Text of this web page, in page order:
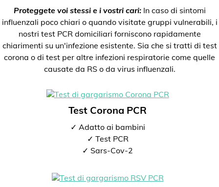
Proteggete voi stessi e i vostri cari:In caso di sintomi
influenzali poco chiari o quando visitate gruppi vulnerabili, i
nostri test PCR domiciliari forniscono rapidamente
chiarimenti su un'infezione esistente. Sia che si tratti di test
corona o di test per altre infezioni respiratorie come quelle
causate da RS o da virus influenzali.
Test Corona PCR
✓ Adatto ai bambini
✓ Test PCR
✓ Sars-Cov-2